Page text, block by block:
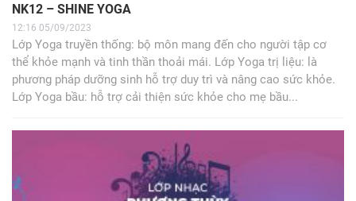
NK12 – SHINE YOGA
12:16 05/09/2023
Lớp Yoga truyền thống: bộ môn mang đến cho người tập cơ
thể khỏe mạnh và tinh thần thoải mái. Lớp Yoga trị liệu: là
phương pháp dưỡng sinh hỗ trợ duy trì và nâng cao sức khỏe.
Lớp Yoga bầu: hỗ trợ cải thiện sức khỏe cho mẹ bầu...